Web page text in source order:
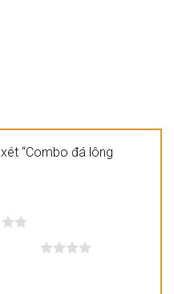
“Combo đá lông